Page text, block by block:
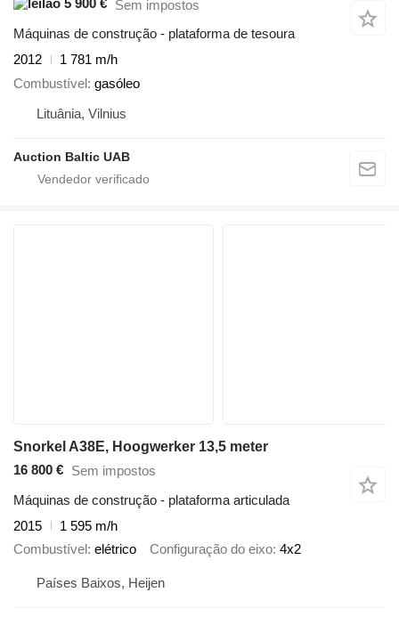
5 900 € Sem impostos
Máquinas de construção - plataforma de tesoura
2012
1 781 m/h
Combustível gasóleo
Lituânia, Vilnius
Auction Baltic UAB
Snorkel A38E, Hoogwerker 13,5 meter
16 800 € Sem impostos
Máquinas de construção - plataforma articulada
2015
1 595 m/h
Combustível elétrico Configuração do eixo 4x2
Países Baixos, Heijen